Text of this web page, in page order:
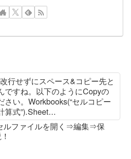
行せずにスペース&コピー先と
ですね。以下のようにCopyの
さい。Workbooks(“セルコピー
算式”).Sheet...
ルファイルを開く⇒編集⇒保